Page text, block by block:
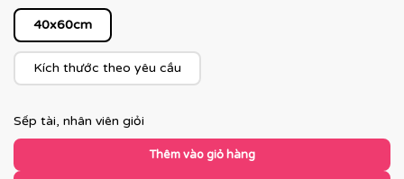
40x60cm
Kích thước theo yêu cầu
Sếp tài, nhân viên giỏi
Thêm vào giỏ hàng